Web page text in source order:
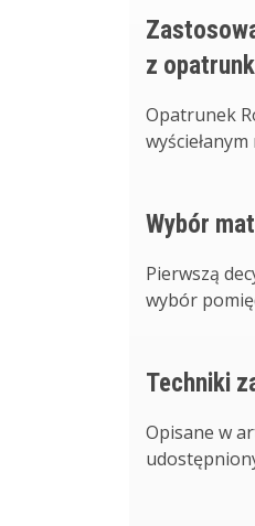
z
Opatrunek
Wybór
Pierwszą
wybór
Techniki
Opisane w